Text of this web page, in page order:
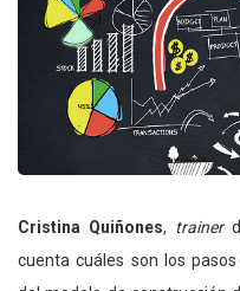
Cristina Quiñones, trainer
cuenta cuáles son los